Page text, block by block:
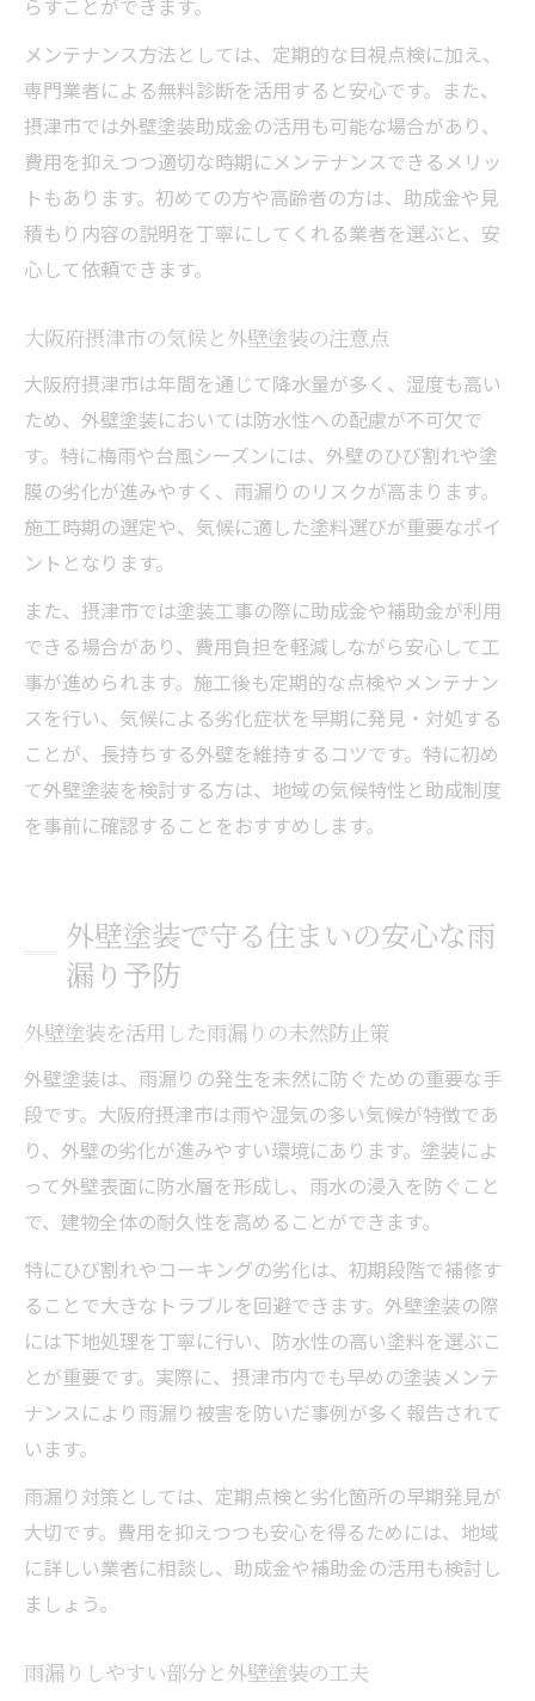
メンテナンス方法としては、定期的な目視点検に加え、
専門業者による無料診断を活用すると安心です。また、
摂津市では外壁塗装助成金の活用も可能な場合があり、
費用を抑えつつ適切な時期にメンテナンスできるメリッ
トもあります。初めての方や高齢者の方は、助成金や見
積もり内容の説明を丁寧にしてくれる業者を選ぶと、安
心して依頼できます。
大阪府摂津市の気候と外壁塗装の注意点
大阪府摂津市は年間を通じて降水量が多く、湿度も高い
ため、外壁塗装においては防水性への配慮が不可欠で
す。特に梅雨や台風シーズンには、外壁のひび割れや塗
膜の劣化が進みやすく、雨漏りのリスクが高まります。
施工時期の選定や、気候に適した塗料選びが重要なポイ
ントとなります。
また、摂津市では塗装工事の際に助成金や補助金が利用
できる場合があり、費用負担を軽減しながら安心して工
事が進められます。施工後も定期的な点検やメンテナン
スを行い、気候による劣化症状を早期に発見・対処する
ことが、長持ちする外壁を維持するコツです。特に初め
て外壁塗装を検討する方は、地域の気候特性と助成制度
を事前に確認することをおすすめします。
外壁塗装で守る住まいの安心な雨
漏り予防
外壁塗装を活用した雨漏りの未然防止策
外壁塗装は、雨漏りの発生を未然に防ぐための重要な手
段です。大阪府摂津市は雨や湿気の多い気候が特徴であ
り、外壁の劣化が進みやすい環境にあります。塗装によ
って外壁表面に防水層を形成し、雨水の浸入を防ぐこと
で、建物全体の耐久性を高めることができます。
特にひび割れやコーキングの劣化は、初期段階で補修す
ることで大きなトラブルを回避できます。外壁塗装の際
には下地処理を丁寧に行い、防水性の高い塗料を選ぶこ
とが重要です。実際に、摂津市内でも早めの塗装メンテ
ナンスにより雨漏り被害を防いだ事例が多く報告されて
います。
雨漏り対策としては、定期点検と劣化箇所の早期発見が
大切です。費用を抑えつつも安心を得るためには、地域
に詳しい業者に相談し、助成金や補助金の活用も検討し
ましょう。
雨漏りしやすい部分と外壁塗装の工夫